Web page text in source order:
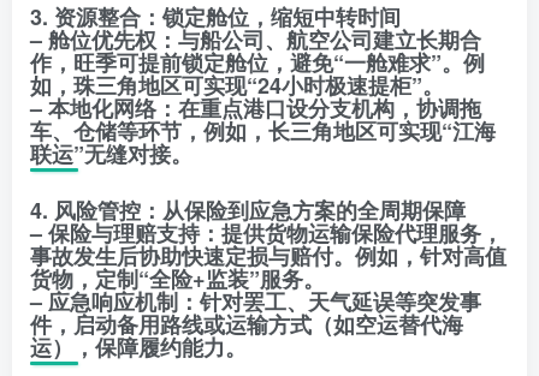
3. 资源整合：锁定舱位，缩短中转时间
– 舱位优先权：与船公司、航空公司建立长期合
作，旺季可提前锁定舱位，避免“一舱难求”。例
如，珠三角地区可实现“24小时极速提柜”。
– 本地化网络：在重点港口设分支机构，协调拖
车、仓储等环节，例如，长三角地区可实现“江海
联运”无缝对接。
4. 风险管控：从保险到应急方案的全周期保障
– 保险与理赔支持：提供货物运输保险代理服务，
事故发生后协助快速定损与赔付。例如，针对高值
货物，定制“全险+监装”服务。
– 应急响应机制：针对罢工、天气延误等突发事
件，启动备用路线或运输方式（如空运替代海
运），保障履约能力。